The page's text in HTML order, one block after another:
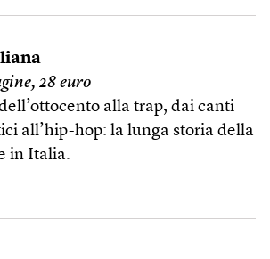
28 euro
alla trap, dai canti
all’hip-hop: la lunga storia della
in Italia.